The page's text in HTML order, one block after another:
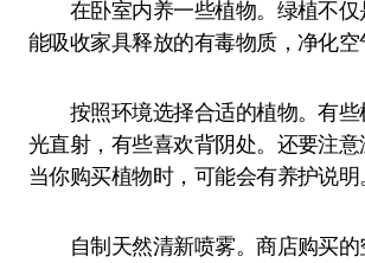
在卧室内养一些植物。绿植不仅
能吸收家具释放的有毒物质，净化空
按照环境选择合适的植物。有些
光直射，有些喜欢背阴处。还要注意
当你购买植物时，可能会有养护说明
自制天然清新喷雾。商店购买的